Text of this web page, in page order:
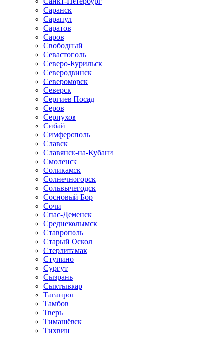
Саранск
Сарапул
Саратов
Саров
Свободный
Севастополь
Северо-Курильск
Северодвинск
Североморск
Северск
Сергиев Посад
Серов
Серпухов
Сибай
Симферополь
Славск
Славянск-на-Кубани
Смоленск
Соликамск
Солнечногорск
Сольвычегодск
Сосновый Бор
Сочи
Спас-Деменск
Среднеколымск
Ставрополь
Старый Оскол
Стерлитамак
Ступино
Сургут
Сызрань
Сыктывкар
Таганрог
Тамбов
Тверь
Тимашёвск
Тихвин